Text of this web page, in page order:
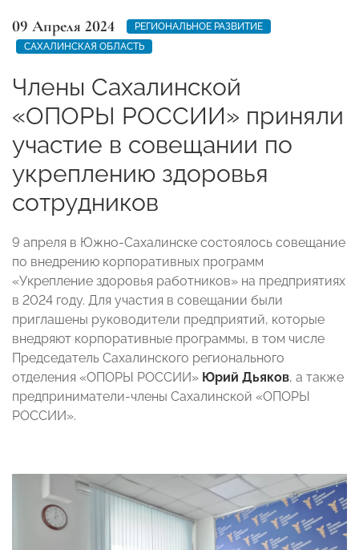
09 Апреля 2024
РЕГИОНАЛЬНОЕ РАЗВИТИЕ
САХАЛИНСКАЯ ОБЛАСТЬ
Члены Сахалинской
«ОПОРЫ РОССИИ» приняли
участие в совещании по
укреплению здоровья
сотрудников
9 апреля в Южно-Сахалинске состоялось совещание
по внедрению корпоративных программ
«Укрепление здоровья работников» на предприятиях
в 2024 году. Для участия в совещании были
приглашены руководители предприятий, которые
внедряют корпоративные программы, в том числе
Председатель Сахалинского регионального
отделения «ОПОРЫ РОССИИ» Юрий Дьяков, а также
предприниматели-члены Сахалинской «ОПОРЫ
РОССИИ».